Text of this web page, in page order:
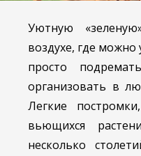
Уютную
воздухе, где можно
просто
организовать в
Легкие
вьющихся
несколько